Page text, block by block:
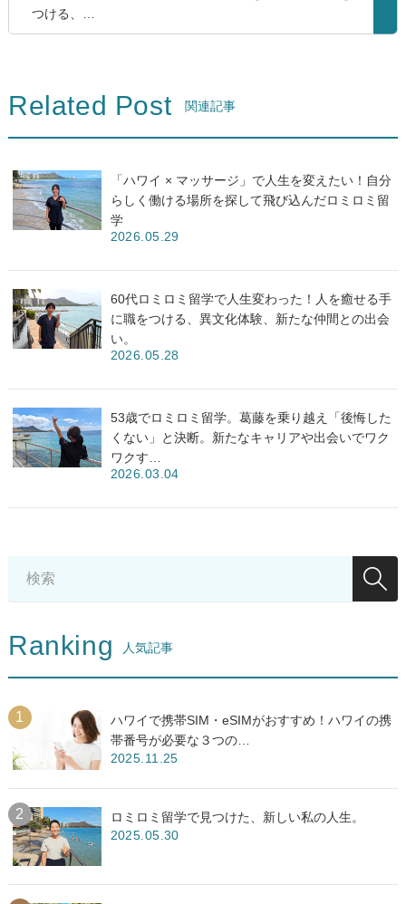
つける、…
Related Post 関連記事
「ハワイ × マッサージ」で人生を変えたい！自分
らしく働ける場所を探して飛び込んだロミロミ留
学
2026.05.29
60代ロミロミ留学で人生変わった！人を癒せる手
に職をつける、異文化体験、新たな仲間との出会
い。
2026.05.28
53歳でロミロミ留学。葛藤を乗り越え「後悔した
くない」と決断。新たなキャリアや出会いでワク
ワクす…
2026.03.04
Ranking 人気記事
ハワイで携帯SIM・eSIMがおすすめ！ハワイの携
帯番号が必要な３つの…
2025.11.25
ロミロミ留学で見つけた、新しい私の人生。
2025.05.30